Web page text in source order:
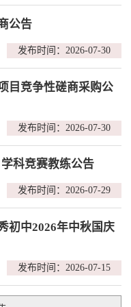
公告
发布时间：2026-07-30
目竞争性磋商采购公
发布时间：2026-07-30
科竞赛教练公告
发布时间：2026-07-29
初中2026年中秋国庆
发布时间：2026-07-15